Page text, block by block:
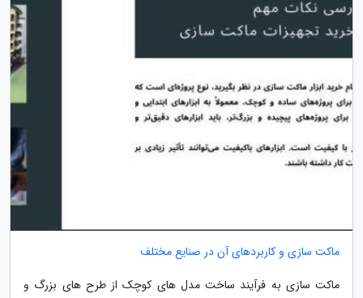
ماکت سازی و کاربردهای آن در صنایع مختلف
ماکت سازی به فرآیند ساخت مدل های کوچک از طرح های بزرگ و